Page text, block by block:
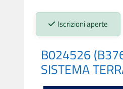
Stato iscrizioni:
Iscrizioni aperte
B024526
SISTEMA